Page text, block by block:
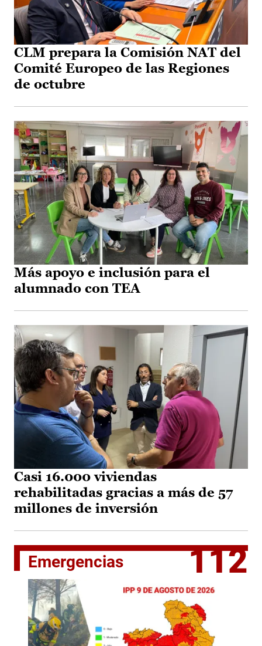
CLM prepara la Comisión NAT del
Comité Europeo de las Regiones
de octubre
Más apoyo e inclusión para el
alumnado con TEA
Casi 16.000 viviendas
rehabilitadas gracias a más de 57
millones de inversión
Emergencias 112